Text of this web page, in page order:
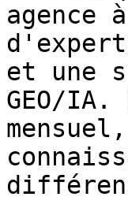
agence
et une
GEO/